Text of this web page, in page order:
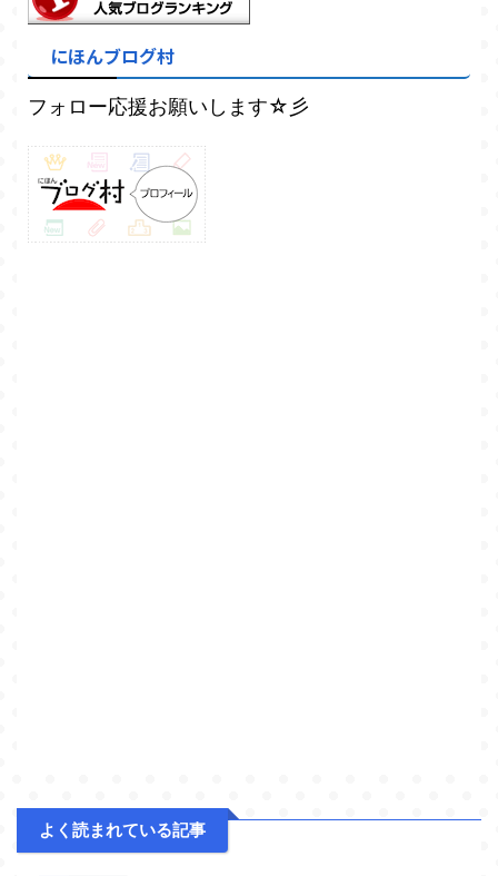
にほんブログ村
フォロー応援お願いします☆彡
よく読まれている記事